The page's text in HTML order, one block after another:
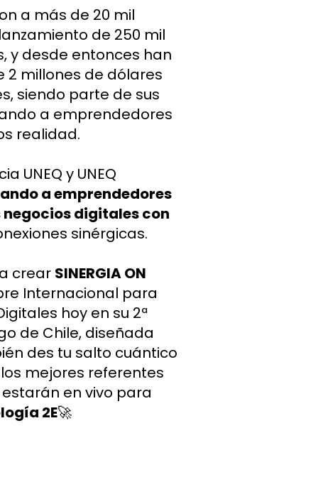
a más de 20 mil
de 250 mil
y desde entonces han
millones de dólares
siendo parte de sus
a emprendedores
realidad.
UNEQ y UNEQ
a emprendedores
negocios digitales con
sinérgicas.
crear SINERGIA ON
Internacional para
hoy en su 2ª
de Chile, diseñada
des tu salto cuántico
mejores referentes
en vivo para
2E🚀